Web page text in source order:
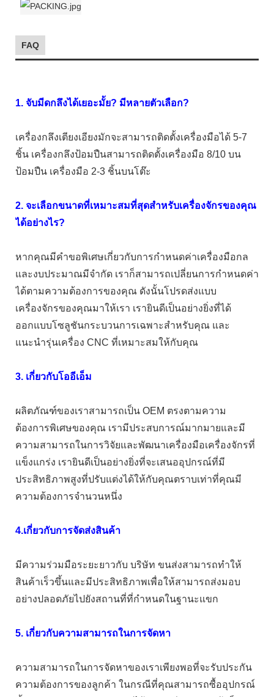
FAQ
1. จับมีดกลึงได้เยอะมั้ย? มีหลายตัวเลือก?
เครื่องกลึงเตียงเอียงมักจะสามารถติดตั้งเครื่องมือได้ 5-7
ชิ้น เครื่องกลึงป้อมปืนสามารถติดตั้งเครื่องมือ 8/10 บน
ป้อมปืน เครื่องมือ 2-3 ชิ้นบนโต๊ะ
2. จะเลือกขนาดที่เหมาะสมที่สุดสำหรับเครื่องจักรของคุณ
ได้อย่างไร?
หากคุณมีคำขอพิเศษเกี่ยวกับการกำหนดค่าเครื่องมือกล
และงบประมาณมีจำกัด เราก็สามารถเปลี่ยนการกำหนดค่า
ได้ตามความต้องการของคุณ ดังนั้นโปรดส่งแบบ
เครื่องจักรของคุณมาให้เรา เรายินดีเป็นอย่างยิ่งที่ได้
ออกแบบโซลูชันกระบวนการเฉพาะสำหรับคุณ และ
แนะนำรุ่นเครื่อง CNC ที่เหมาะสมให้กับคุณ
3. เกี่ยวกับโออีเอ็ม
ผลิตภัณฑ์ของเราสามารถเป็น OEM ตรงตามความ
ต้องการพิเศษของคุณ เรามีประสบการณ์มากมายและมี
ความสามารถในการวิจัยและพัฒนาเครื่องมือเครื่องจักรที่
แข็งแกร่ง เรายินดีเป็นอย่างยิ่งที่จะเสนออุปกรณ์ที่มี
ประสิทธิภาพสูงที่ปรับแต่งได้ให้กับคุณตราบเท่าที่คุณมี
ความต้องการจำนวนหนึ่ง
4.เกี่ยวกับการจัดส่งสินค้า
มีความร่วมมือระยะยาวกับ บริษัท ขนส่งสามารถทำให้
สินค้าเร็วขึ้นและมีประสิทธิภาพเพื่อให้สามารถส่งมอบ
อย่างปลอดภัยไปยังสถานที่ที่กำหนดในฐานะแขก
5. เกี่ยวกับความสามารถในการจัดหา
ความสามารถในการจัดหาของเราเพียงพอที่จะรับประกัน
ความต้องการของลูกค้า ในกรณีที่คุณสามารถซื้ออุปกรณ์